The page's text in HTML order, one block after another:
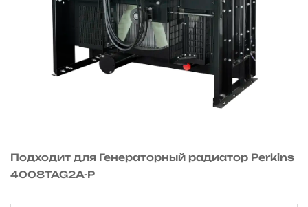
Подходит для Генераторный радиатор Perkins
4008TAG2A-P